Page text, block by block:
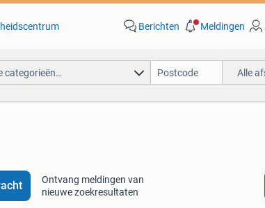
Berichten Meldingen
categorieën… Alle
Ontvang meldingen van
nieuwe zoekresultaten